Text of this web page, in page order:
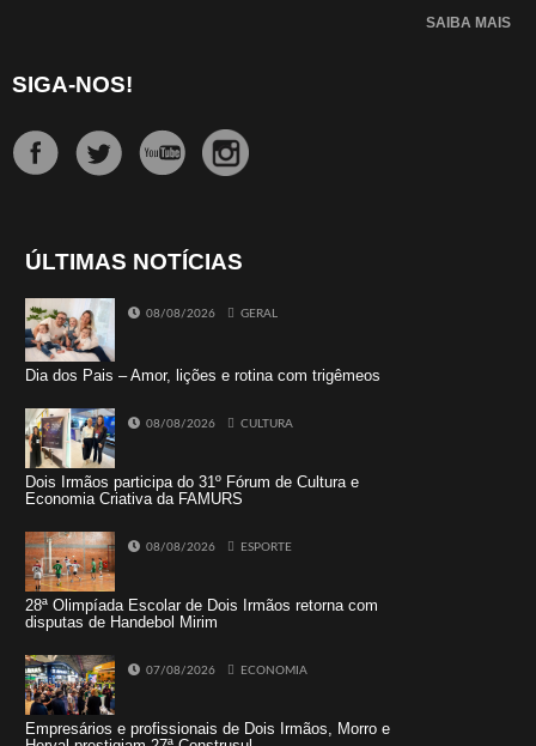
SAIBA MAIS
SIGA-NOS!
ÚLTIMAS NOTÍCIAS
08/08/2026 GERAL
Dia dos Pais – Amor, lições e rotina com trigêmeos
08/08/2026 CULTURA
Dois Irmãos participa do 31º Fórum de Cultura e
Economia Criativa da FAMURS
08/08/2026 ESPORTE
28ª Olimpíada Escolar de Dois Irmãos retorna com
disputas de Handebol Mirim
07/08/2026 ECONOMIA
Empresários e profissionais de Dois Irmãos, Morro e